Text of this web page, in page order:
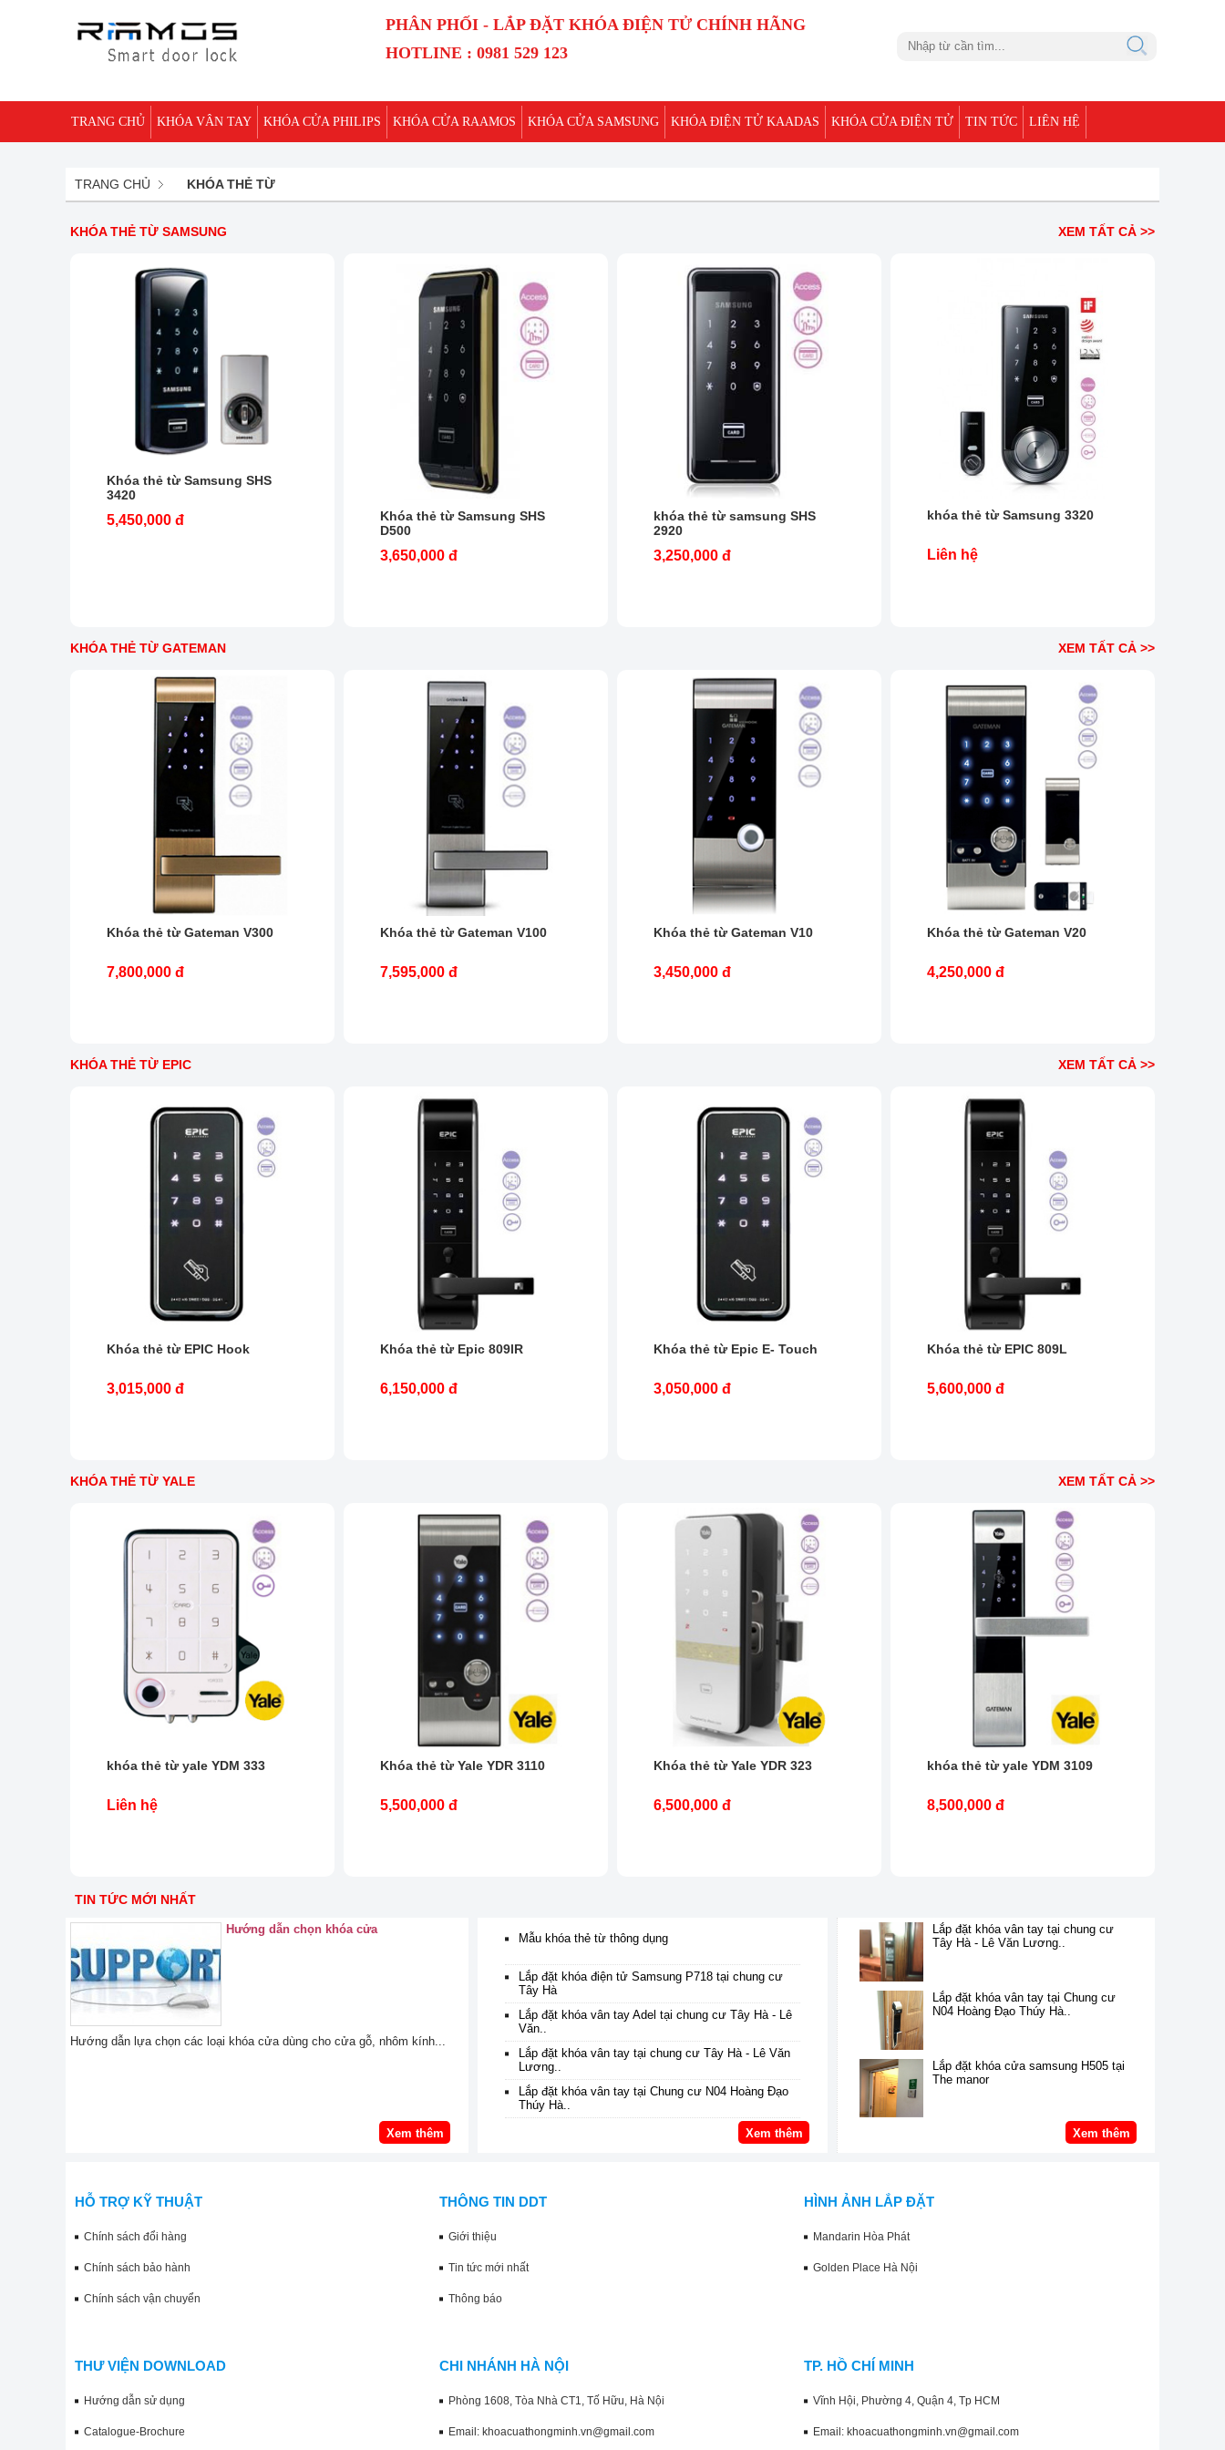
PHÂN PHỐI - LẮP ĐẶT KHÓA ĐIỆN TỬ CHÍNH HÃNG
HOTLINE : 0981 529 123
TRANG CHỦ KHÓA VÂN TAY KHÓA CỬA PHILIPS KHÓA CỬA RAAMOS KHÓA CỬA SAMSUNG KHÓA ĐIỆN TỬ KAADAS KHÓA CỬA ĐIỆN TỬ TIN TỨC LIÊN HỆ
TRANG CHỦ KHÓA THẺ TỪ
KHÓA THẺ TỪ SAMSUNG XEM TẤT CẢ >>
Khóa thẻ từ Samsung SHS
3420
5,450,000 đ
Khóa thẻ từ Samsung SHS
D500
3,650,000 đ
khóa thẻ từ samsung SHS
2920
3,250,000 đ
khóa thẻ từ Samsung 3320
Liên hệ
KHÓA THẺ TỪ GATEMAN XEM TẤT CẢ >>
Khóa thẻ từ Gateman V300
7,800,000 đ
Khóa thẻ từ Gateman V100
7,595,000 đ
Khóa thẻ từ Gateman V10
3,450,000 đ
Khóa thẻ từ Gateman V20
4,250,000 đ
KHÓA THẺ TỪ EPIC XEM TẤT CẢ >>
Khóa thẻ từ EPIC Hook
3,015,000 đ
Khóa thẻ từ Epic 809lR
6,150,000 đ
Khóa thẻ từ Epic E- Touch
3,050,000 đ
Khóa thẻ từ EPIC 809L
5,600,000 đ
KHÓA THẺ TỪ YALE XEM TẤT CẢ >>
khóa thẻ từ yale YDM 333
Liên hệ
Khóa thẻ từ Yale YDR 3110
5,500,000 đ
Khóa thẻ từ Yale YDR 323
6,500,000 đ
khóa thẻ từ yale YDM 3109
8,500,000 đ
TIN TỨC MỚI NHẤT
Hướng dẫn chọn khóa cửa
Hướng dẫn lựa chọn các loại khóa cửa dùng cho cửa gỗ, nhôm kính...
Xem thêm
Mẫu khóa thẻ từ thông dụng
Lắp đặt khóa điện tử Samsung P718 tại chung cư
Tây Hà
Lắp đặt khóa vân tay Adel tại chung cư Tây Hà - Lê
Văn..
Lắp đặt khóa vân tay tại chung cư Tây Hà - Lê Văn
Lương..
Lắp đặt khóa vân tay tại Chung cư N04 Hoàng Đạo
Thúy Hà..
Xem thêm
Lắp đặt khóa vân tay tại chung cư
Tây Hà - Lê Văn Lương..
Lắp đặt khóa vân tay tại Chung cư
N04 Hoàng Đạo Thúy Hà..
Lắp đặt khóa cửa samsung H505 tại
The manor
Xem thêm
HỖ TRỢ KỸ THUẬT
Chính sách đổi hàng
Chính sách bảo hành
Chính sách vận chuyển
THÔNG TIN DDT
Giới thiệu
Tin tức mới nhất
Thông báo
HÌNH ẢNH LẮP ĐẶT
Mandarin Hòa Phát
Golden Place Hà Nội
THƯ VIỆN DOWNLOAD
Hướng dẫn sử dụng
Catalogue-Brochure
CHI NHÁNH HÀ NỘI
Phòng 1608, Tòa Nhà CT1, Tố Hữu, Hà Nội
Email: khoacuathongminh.vn@gmail.com
TP. HỒ CHÍ MINH
Vĩnh Hội, Phường 4, Quận 4, Tp HCM
Email: khoacuathongminh.vn@gmail.com